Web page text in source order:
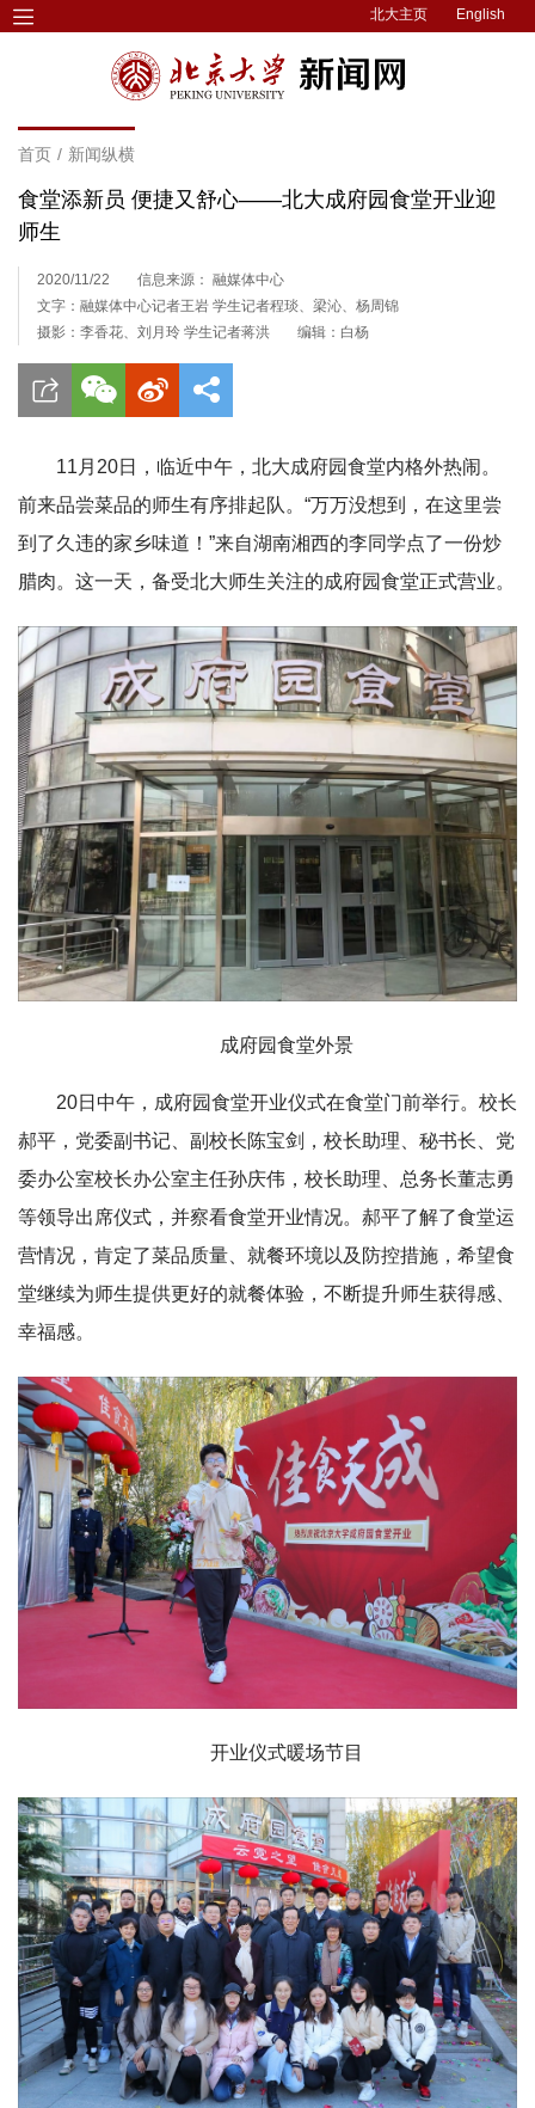
北大主页 English
首页 / 新闻纵横
食堂添新员 便捷又舒心——北大成府园食堂开业迎
师生
2020/11/22
信息来源： 融媒体中心
文字：融媒体中心记者王岩 学生记者程琰、梁沁、杨周锦
摄影：李香花、刘月玲 学生记者蒋洪
编辑：白杨
11月20日， 临近中午，北大成府园食堂内格外热闹。
前来品尝菜品的师生有序排起队。“万万没想到，在这里尝
到了久违的家乡味道！”来自湖南湘西的李同学点了一份炒
腊肉。这一天，备受北大师生关注的成府园食堂正式营业。
成府园食堂外景
20日中午，成府园食堂开业仪式在食堂门前举行。校长
郝平，党委副书记、副校长陈宝剑，校长助理、秘书长、党
委办公室校长办公室主任孙庆伟，校长助理、总务长董志勇
等领导出席仪式，并察看食堂开业情况。郝平了解了食堂运
营情况，肯定了菜品质量、就餐环境以及防控措施，希望食
堂继续为师生提供更好的就餐体验，不断提升师生获得感、
幸福感。
开业仪式暖场节目